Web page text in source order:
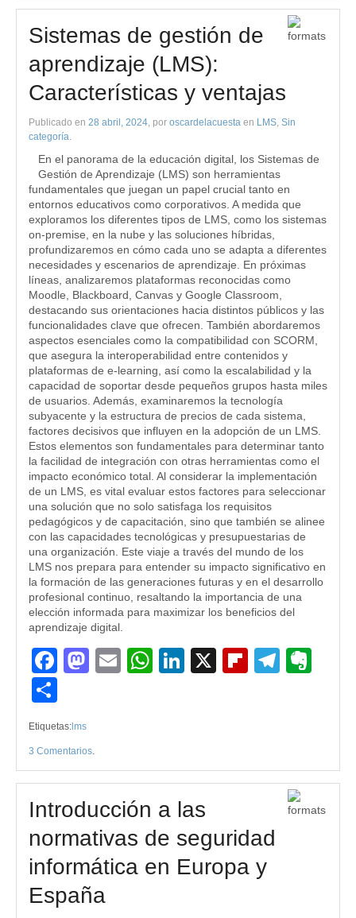
Sistemas de gestión de
aprendizaje (LMS):
Características y ventajas
Publicado en 28 abril, 2024, por oscardelacuesta en LMS, Sin
categoría.
En el panorama de la educación digital, los Sistemas de
Gestión de Aprendizaje (LMS) son herramientas
fundamentales que juegan un papel crucial tanto en
entornos educativos como corporativos. A medida que
exploramos los diferentes tipos de LMS, como los sistemas
on-premise, en la nube y las soluciones híbridas,
profundizaremos en cómo cada uno se adapta a diferentes
necesidades y escenarios de aprendizaje. En próximas
líneas, analizaremos plataformas reconocidas como
Moodle, Blackboard, Canvas y Google Classroom,
destacando sus orientaciones hacia distintos públicos y las
funcionalidades clave que ofrecen. También abordaremos
aspectos esenciales como la compatibilidad con SCORM,
que asegura la interoperabilidad entre contenidos y
plataformas de e-learning, así como la escalabilidad y la
capacidad de soportar desde pequeños grupos hasta miles
de usuarios. Además, examinaremos la tecnología
subyacente y la estructura de precios de cada sistema,
factores decisivos que influyen en la adopción de un LMS.
Estos elementos son fundamentales para determinar tanto
la facilidad de integración con otras herramientas como el
impacto económico total. Al considerar la implementación
de un LMS, es vital evaluar estos factores para seleccionar
una solución que no solo satisfaga los requisitos
pedagógicos y de capacitación, sino que también se alinee
con las capacidades tecnológicas y presupuestarias de
una organización. Este viaje a través del mundo de los
LMS nos prepara para entender su impacto significativo en
la formación de las generaciones futuras y en el desarrollo
profesional continuo, resaltando la importancia de una
elección informada para maximizar los beneficios del
aprendizaje digital.
Facebook
Mastodon
EmailWhatsApp
LinkedIn
X Flipboard
Etiquetas: lms
3 Comentarios.
Introducción a las
normativas de seguridad
informática en Europa y
España